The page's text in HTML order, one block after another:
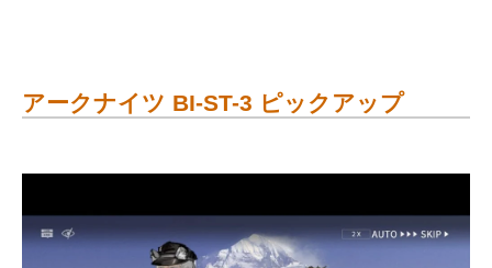
アークナイツ BI-ST-3 ピックアップ